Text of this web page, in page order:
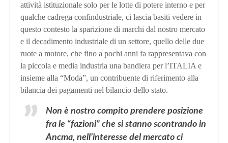
attività istituzionale solo per le lotte di potere interno e per
qualche cadrega confindustriale, ci lascia basiti vedere in
questo contesto la sparizione di marchi dal nostro mercato
e il decadimento industriale di un settore, quello delle due
ruote a motore, che fino a pochi anni fa rappresentava con
la piccola e media industria una bandiera per l’ITALIA e
insieme alla “Moda”, un contribuente di riferimento alla
bilancia dei pagamenti nel bilancio dello stato.
Non è nostro compito prendere posizione
fra le “fazioni” che si stanno scontrando in
Ancma, nell’interesse del mercato ci